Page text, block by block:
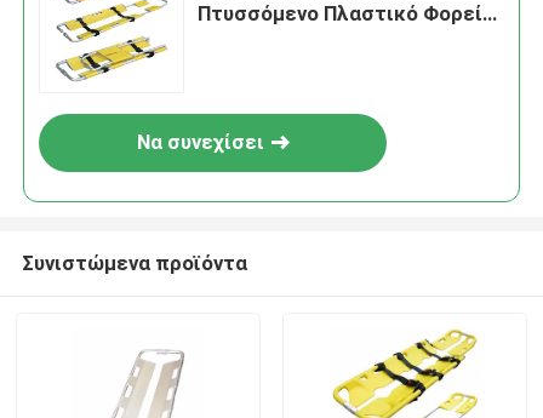
Πτυσσόμενο Πλαστικό Φορείο
Να συνεχίσει
Συνιστώμενα προϊόντα